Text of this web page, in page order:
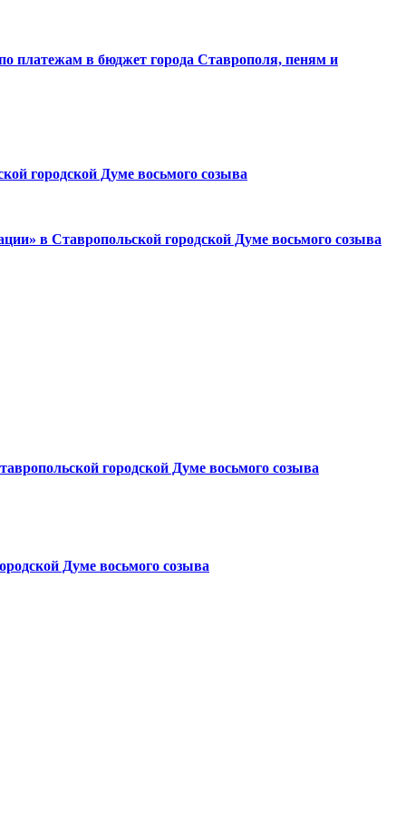
платежам в бюджет города Ставрополя, пеням и
Думе восьмого созыва
в Ставропольской городской Думе восьмого созыва
городской Думе восьмого созыва
Думе восьмого созыва